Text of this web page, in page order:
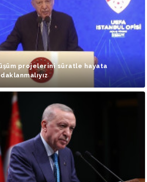
projelerini süratle hayata